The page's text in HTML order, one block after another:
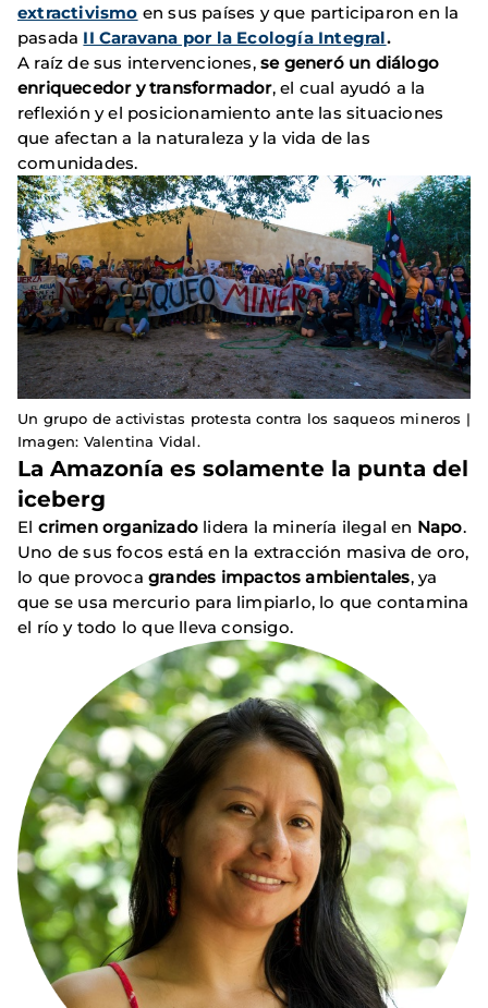
extractivismo en sus países y que participaron en la
pasada II Caravana por la Ecología Integral.
A raíz de sus intervenciones, se generó un diálogo
enriquecedor y transformador, el cual ayudó a la
reflexión y el posicionamiento ante las situaciones
que afectan a la naturaleza y la vida de las
comunidades.
Un grupo de activistas protesta contra los saqueos mineros |
Imagen: Valentina Vidal.
La Amazonía es solamente la punta del
iceberg
El crimen organizado lidera la minería ilegal en Napo.
Uno de sus focos está en la extracción masiva de oro,
lo que provoca grandes impactos ambientales, ya
que se usa mercurio para limpiarlo, lo que contamina
el río y todo lo que lleva consigo.